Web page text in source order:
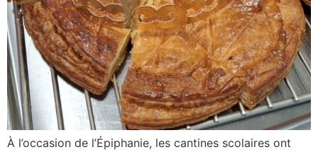
À l’occasion de l’Épiphanie, les cantines scolaires ont